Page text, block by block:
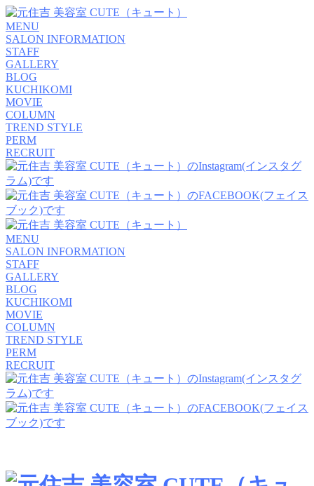
MENU
SALON INFORMATION
STAFF
GALLERY
BLOG
KUCHIKOMI
MOVIE
COLUMN
TREND STYLE
PERM
RECRUIT
MENU
SALON INFORMATION
STAFF
GALLERY
BLOG
KUCHIKOMI
MOVIE
COLUMN
TREND STYLE
PERM
RECRUIT